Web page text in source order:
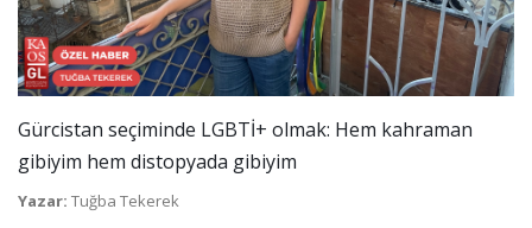
Gürcistan seçiminde LGBTİ+ olmak: Hem kahraman
gibiyim hem distopyada gibiyim
Yazar: Tuğba Tekerek